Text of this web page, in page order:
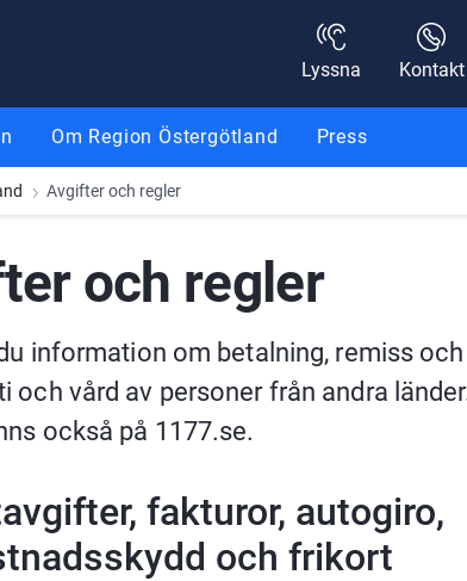
Lyssna
Kontakt
Om Region Östergötland Press
Avgifter och regler
och regler
information om betalning, remiss
och vård av personer från andra
också på 1177.se.
fakturor, autogiro,
och frikort